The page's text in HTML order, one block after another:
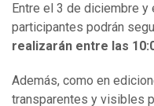
Entre el 3 de diciembre
participantes podrán
realizarán entre las
Además, como en
transparentes y visibles